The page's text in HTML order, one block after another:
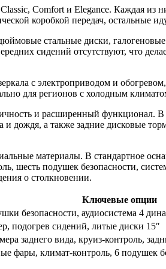
Comfort и Elegance. Каждая из
коробкой передач, остальные
стальные диски,
сидений отсутствуют, что
с электроприводом и
для регионов с холодным
и расширенный
дождя, а также задние дисковые
материалы. В стандартное
шесть подушек безопасности,
о столкновении.
Ключевые опции
безопасности, аудиосистема 4
подогрев сидений, литые диски 15″
заднего вида, круиз-контроль,
фары, климат-контроль, 6 подушек